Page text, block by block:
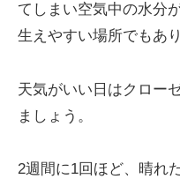
てしまい空気中の水分
生えやすい場所でもあり
天気がいい日はクロー
ましょう。
2週間に1回ほど、晴れ